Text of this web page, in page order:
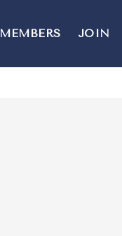
MEMBERS JOIN